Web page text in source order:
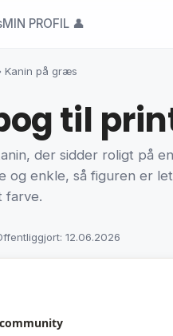
MIN PROFIL 👤
Kanin på græs
til
der sidder roligt
og enkle, så figuren er
farve.
12.06.2026